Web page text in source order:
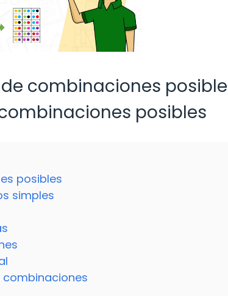
combinaciones
posibles
posibles
simples
combinaciones